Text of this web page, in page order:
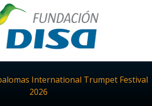
International Trumpet Festival
2026